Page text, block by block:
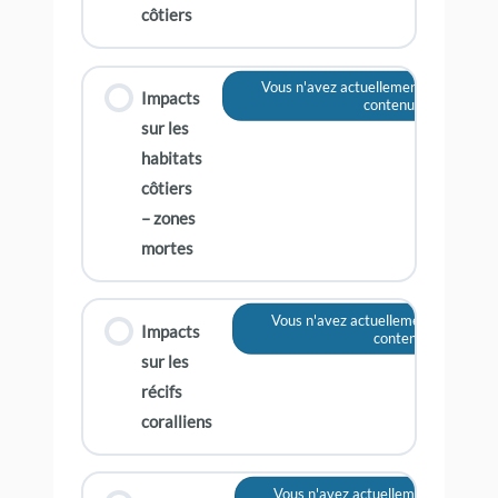
côtiers
Impacts
sur les
habitats
côtiers
– zones
mortes
Vous n'avez actuellement pas accès
contenu
Impacts
sur les
récifs
coralliens
Vous n'avez actuellement pas
contenu
Vous n'avez actuellement pas